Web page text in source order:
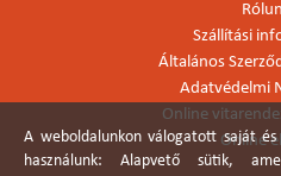
Szállítási
Általános
Adatvédelmi
Online
Online
A weboldalunkon válogatott saját
használunk: Alapvető sütik,